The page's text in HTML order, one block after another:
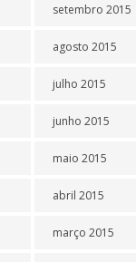
setembro 2015
agosto 2015
julho 2015
junho 2015
maio 2015
abril 2015
março 2015